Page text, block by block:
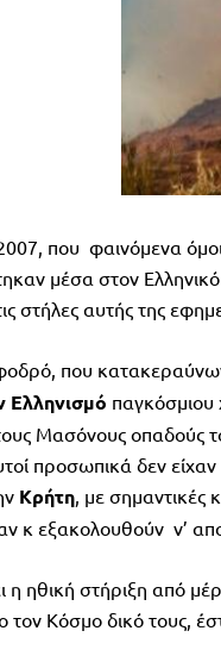
που φαινόμενα
μέσα στον
στήλες αυτής της
που
Ελληνισμό
Μασόνους οπαδούς
προσωπικά δεν
Κρήτη, με σημαντικές
κ εξακολουθούν ν’
η ηθική στήριξη από
Κόσμο δικό τους,